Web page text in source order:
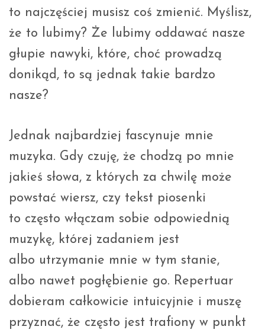
to najczęściej musisz coś zmienić. Myślisz,
że to lubimy? Że lubimy oddawać nasze
głupie nawyki, które, choć prowadzą
donikąd, to są jednak takie bardzo
nasze?
Jednak najbardziej fascynuje mnie
muzyka. Gdy czuję, że chodzą po mnie
jakieś słowa, z których za chwilę może
powstać wiersz, czy tekst piosenki
to często włączam sobie odpowiednią
muzykę, której zadaniem jest
albo utrzymanie mnie w tym stanie,
albo nawet pogłębienie go. Repertuar
dobieram całkowicie intuicyjnie i muszę
przyznać, że często jest trafiony w punkt